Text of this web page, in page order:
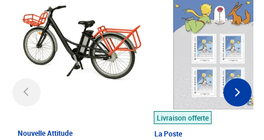
Nouvelle Attitude
Livraison offerte
La Poste